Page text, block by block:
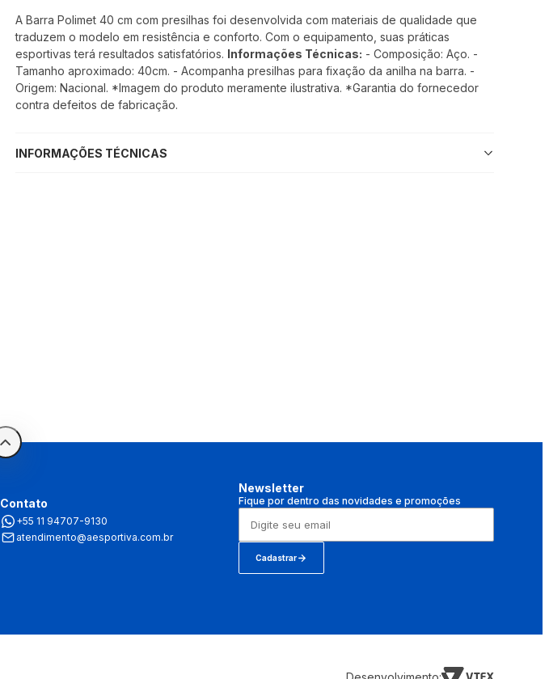
A Barra Polimet 40 cm com presilhas foi desenvolvida com materiais de qualidade que
traduzem o modelo em resistência e conforto. Com o equipamento, suas práticas
esportivas terá resultados satisfatórios. Informações Técnicas: - Composição: Aço. -
Tamanho aproximado: 40cm. - Acompanha presilhas para fixação da anilha na barra. -
Origem: Nacional. *Imagem do produto meramente ilustrativa. *Garantia do fornecedor
contra defeitos de fabricação.
INFORMAÇÕES TÉCNICAS
Contato
+55 11 94707-9130
atendimento@aesportiva.com.br
Newsletter
Fique por dentro das novidades e promoções
Cadastrar